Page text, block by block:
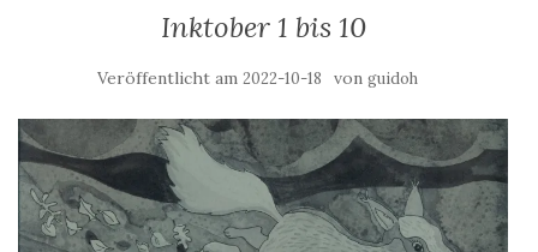
Inktober 1 bis 10
Veröffentlicht am 2022-10-18 von guidoh